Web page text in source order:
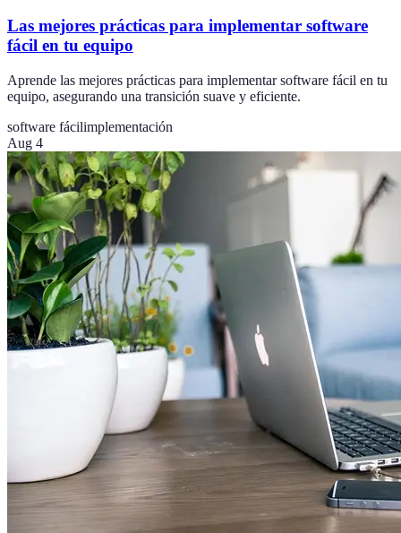
Las mejores prácticas para implementar software
fácil en tu equipo
Aprende las mejores prácticas para implementar software fácil en tu
equipo, asegurando una transición suave y eficiente.
software fácilimplementación
Aug 4